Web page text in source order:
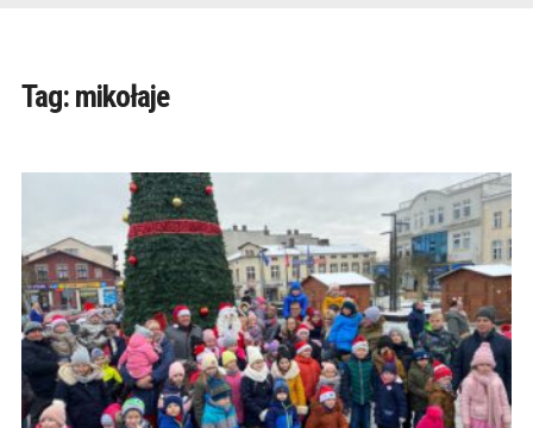
Tag: mikołaje